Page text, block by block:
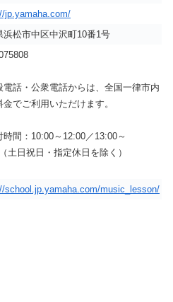
jp.yamaha.com/
浜松市中区中沢町10番1号
話・公衆電話からは、全国一律市内
金でご利用いただけます。
間：10:00～12:00／13:00～
土日祝日・指定休日を除く）
school.jp.yamaha.com/music_lesson/